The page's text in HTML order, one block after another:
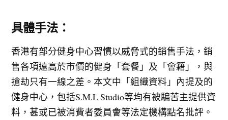
具體手法：
香港有部分健身中心習慣以威脅式的銷售手法，銷
售各項遠高於市價的健身「套餐」及「會籍」，與
搶劫只有一線之差。本文中「組織資料」內提及的
健身中心，包括S.M.L Studio等均有被騙苦主提供資
料，甚或已被消費者委員會等法定機構點名批評。